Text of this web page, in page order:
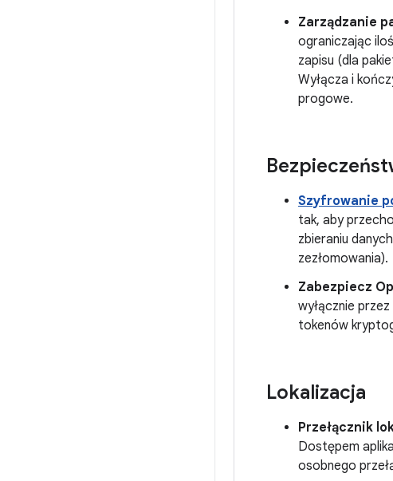
Zarządzanie
ograniczając
zapisu (dla
Wyłącza i
progowe.
Szyfrowanie
tak, aby
zbieraniu
zezłomowania).
Zabezpiecz
wyłącznie
tokenów
Lokalizacja
Przełącznik
Dostępem
osobnego